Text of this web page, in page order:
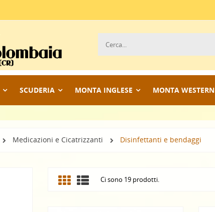
SCUDERIA MONTA INGLESE MONTA WESTERN
Medicazioni e Cicatrizzanti Disinfettanti e bendaggi
Ci sono 19 prodotti.